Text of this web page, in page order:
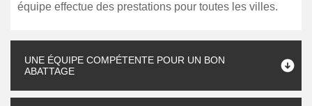
équipe effectue des prestations pour toutes les villes.
UNE ÉQUIPE COMPÉTENTE POUR UN BON
ABATTAGE